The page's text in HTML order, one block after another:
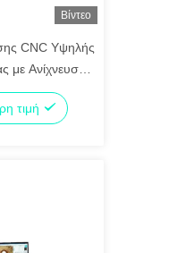
Βίντεο
CNC Υψηλής
με Ανίχνευση
Οπτική
τιμή